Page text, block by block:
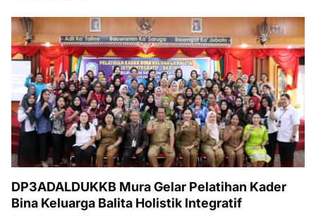
DP3ADALDUKKB Mura Gelar Pelatihan Kader
Bina Keluarga Balita Holistik Integratif